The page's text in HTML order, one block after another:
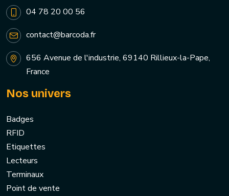
04 78 20 00 56
contact@barcoda.fr
656 Avenue de l'industrie, 69140 Rillieux-la-Pape,
France
Nos univers
Badges
RFID
Etiquettes
Lecteurs
Terminaux
Point de vente